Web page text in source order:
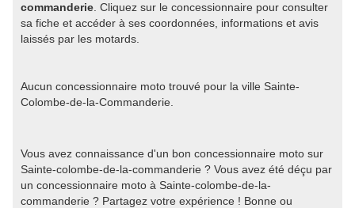
commanderie . Cliquez sur le concessionnaire pour consulter
sa fiche et accéder à ses coordonnées, informations et avis
laissés par les motards.
Aucun concessionnaire moto trouvé pour la ville Sainte-
Colombe-de-la-Commanderie.
Vous avez connaissance d'un bon concessionnaire moto sur
Sainte-colombe-de-la-commanderie ? Vous avez été déçu par
un concessionnaire moto à Sainte-colombe-de-la-
commanderie ? Partagez votre expérience ! Bonne ou